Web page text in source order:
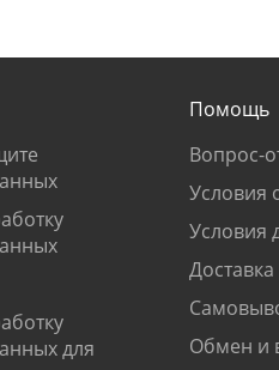
для
Помощь
Вопрос-
Условия
Условия
Обмен и